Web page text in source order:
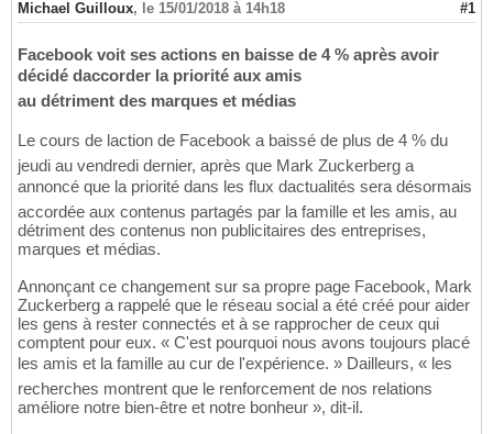
Michael Guilloux, le 15/01/2018 à 14h18 #1
Facebook voit ses actions en baisse de 4 % après avoir
décidé daccorder la priorité aux amis
au détriment des marques et médias
Le cours de laction de Facebook a baissé de plus de 4 % du
jeudi au vendredi dernier, après que Mark Zuckerberg a
annoncé que la priorité dans les flux dactualités sera désormais
accordée aux contenus partagés par la famille et les amis, au
détriment des contenus non publicitaires des entreprises,
marques et médias.
Annonçant ce changement sur sa propre page Facebook, Mark
Zuckerberg a rappelé que le réseau social a été créé pour aider
les gens à rester connectés et à se rapprocher de ceux qui
comptent pour eux. « C'est pourquoi nous avons toujours placé
les amis et la famille au cur de l'expérience. » Dailleurs, « les
recherches montrent que le renforcement de nos relations
améliore notre bien-être et notre bonheur », dit-il.